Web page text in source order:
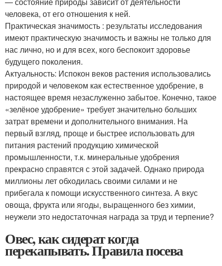
человека, от его отношения к ней.
Практическая значимость : результаты исследования
имеют практическую значимость и важны не только для
нас лично, но и для всех, кого беспокоит здоровье
будущего поколения.
Актуальность: Испокон веков растения использовались
природой и человеком как естественное удобрение, в
настоящее время незаслуженно забытое. Конечно, такое
«зелёное удобрение» требует значительно больших
затрат времени и дополнительного внимания. На
первый взгляд, проще и быстрее использовать для
питания растений продукцию химической
промышленности, т.к. минеральные удобрения
прекрасно справятся с этой задачей. Однако природа
миллионы лет обходилась своими силами и не
прибегала к помощи искусственного синтеза. А вкус
овоща, фрукта или ягоды, выращенного без химии,
неужели это недостаточная награда за труд и терпение?
Овес, как сидерат когда
перекапывать. Правила посева